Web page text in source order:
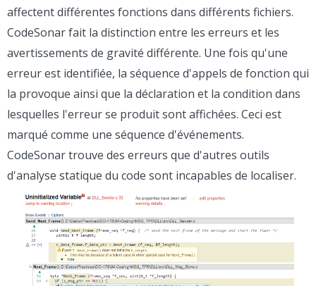
affectent différentes fonctions dans différents fichiers.
CodeSonar fait la distinction entre les erreurs et les
avertissements de gravité différente. Une fois qu'une
erreur est identifiée, la séquence d'appels de fonction qui
la provoque ainsi que la déclaration et la condition dans
lesquelles l'erreur se produit sont affichées. Ceci est
marqué comme une séquence d'événements.
CodeSonar trouve des erreurs que d'autres outils
d'analyse statique du code sont incapables de localiser.